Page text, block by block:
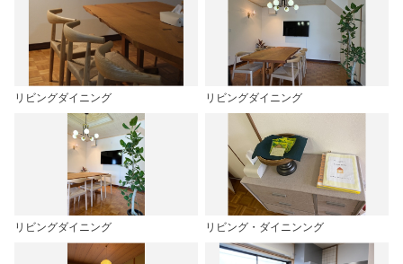
リビングダイニング リビングダイニング
リビングダイニング リビング・ダイニンング